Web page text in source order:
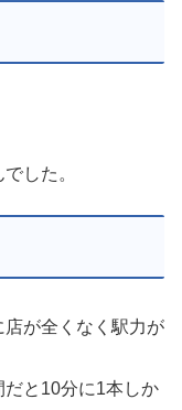
した。
が全くなく駅力が
だと10分に1本しか